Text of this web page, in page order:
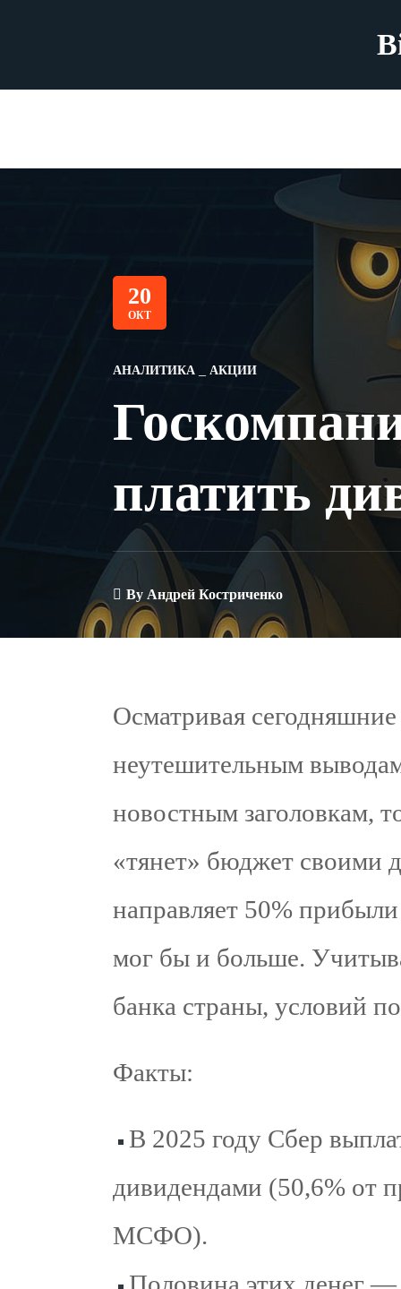
20
ОКТ
АНАЛИТИКА АКЦИИ
платить
By Андрей Костриченко
Осматривая
неутешительным
новостным заголовкам,
«тянет» бюджет своими
направляет 50%
мог бы и больше.
банка страны, условий
Факты:
В 2025 году Сбер
дивидендами (50,6% от
МСФО).